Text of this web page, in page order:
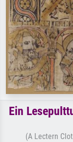
Ein
(A Lectern